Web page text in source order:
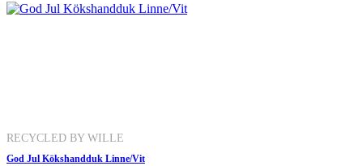
RECYCLED BY WILLE
God Jul Kökshandduk Linne/Vit